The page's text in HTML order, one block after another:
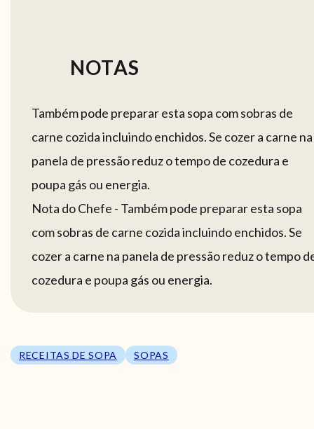
NOTAS
Também pode preparar esta sopa com sobras de
carne cozida incluindo enchidos. Se cozer a carne na
panela de pressão reduz o tempo de cozedura e
poupa gás ou energia.
Nota do Chefe - Também pode preparar esta sopa
com sobras de carne cozida incluindo enchidos. Se
cozer a carne na panela de pressão reduz o tempo
cozedura e poupa gás ou energia.
RECEITAS DE SOPA SOPAS